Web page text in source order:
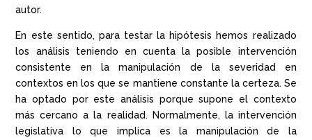
autor.
En este sentido, para testar la hipótesis hemos realizado
los análisis teniendo en cuenta la posible intervención
consistente en la manipulación de la severidad en
contextos en los que se mantiene constante la certeza. Se
ha optado por este análisis porque supone el contexto
más cercano a la realidad. Normalmente, la intervención
legislativa lo que implica es la manipulación de la